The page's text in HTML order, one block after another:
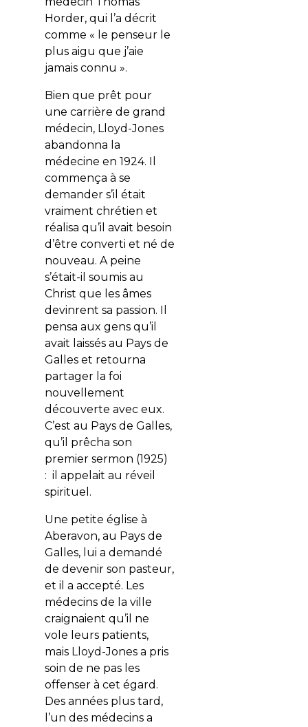
Horder, qui l’a décrit
comme « le penseur le
plus aigu que j’aie
jamais connu ».
Bien que prêt pour
une carrière de grand
médecin, Lloyd-Jones
abandonna la
médecine en 1924. Il
commença à se
demander s’il était
vraiment chrétien et
réalisa qu’il avait besoin
d’être converti et né de
nouveau. A peine
s’était-il soumis au
Christ que les âmes
devinrent sa passion. Il
pensa aux gens qu’il
avait laissés au Pays de
Galles et retourna
partager la foi
nouvellement
découverte avec eux.
C’est au Pays de Galles,
qu’il prêcha son
premier sermon (1925)
: il appelait au réveil
spirituel.
Une petite église à
Aberavon, au Pays de
Galles, lui a demandé
de devenir son pasteur,
et il a accepté. Les
médecins de la ville
craignaient qu’il ne
vole leurs patients,
mais Lloyd-Jones a pris
soin de ne pas les
offenser à cet égard.
Des années plus tard,
l’un des médecins a